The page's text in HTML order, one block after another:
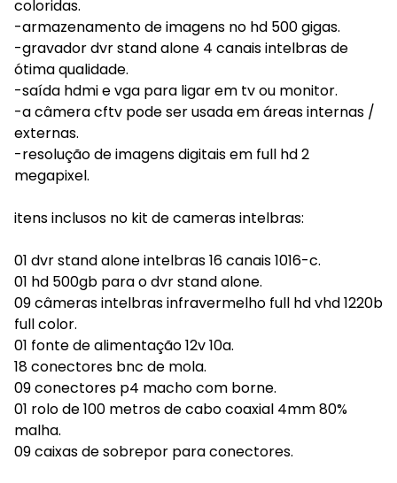
coloridas.
-armazenamento de imagens no hd 500 gigas.
-gravador dvr stand alone 4 canais intelbras de
ótima qualidade.
-saída hdmi e vga para ligar em tv ou monitor.
-a câmera cftv pode ser usada em áreas internas /
externas.
-resolução de imagens digitais em full hd 2
megapixel.
itens inclusos no kit de cameras intelbras:
01 dvr stand alone intelbras 16 canais 1016-c.
01 hd 500gb para o dvr stand alone.
09 câmeras intelbras infravermelho full hd vhd 1220b
full color.
01 fonte de alimentação 12v 10a.
18 conectores bnc de mola.
09 conectores p4 macho com borne.
01 rolo de 100 metros de cabo coaxial 4mm 80%
malha.
09 caixas de sobrepor para conectores.